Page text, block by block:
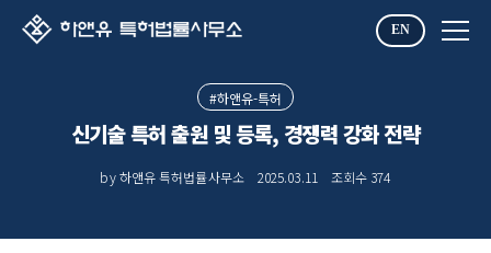
EN
#하앤유-특허
신기술 특허 출원 및 등록, 경쟁력 강화 전략
by 하앤유 특허법률사무소 2025.03.11 조회수 374